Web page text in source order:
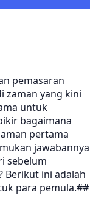
pemasaran
zaman yang kini
untuk
bagaimana
pertama
jawabannya
sebelum
Berikut ini adalah
para pemula.##